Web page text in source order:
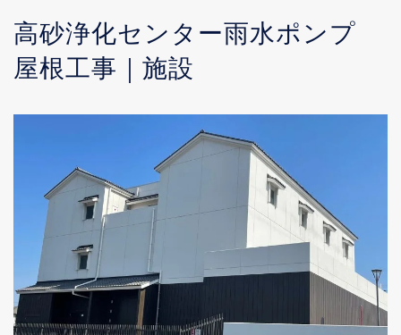
高砂浄化センター雨水ポンプ
屋根工事｜施設